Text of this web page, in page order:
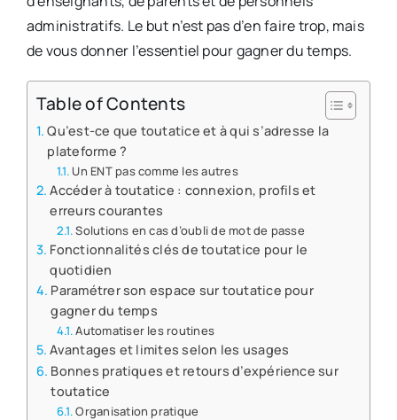
administratifs. Le but n’est pas d’en faire trop, mais
de vous donner l’essentiel pour gagner du temps.
Table of Contents
Qu’est-ce que toutatice et à qui s’adresse la
plateforme ?
Un ENT pas comme les autres
Accéder à toutatice : connexion, profils et
erreurs courantes
Solutions en cas d’oubli de mot de passe
Fonctionnalités clés de toutatice pour le
quotidien
Paramétrer son espace sur toutatice pour
gagner du temps
Automatiser les routines
Avantages et limites selon les usages
Bonnes pratiques et retours d’expérience sur
toutatice
Organisation pratique